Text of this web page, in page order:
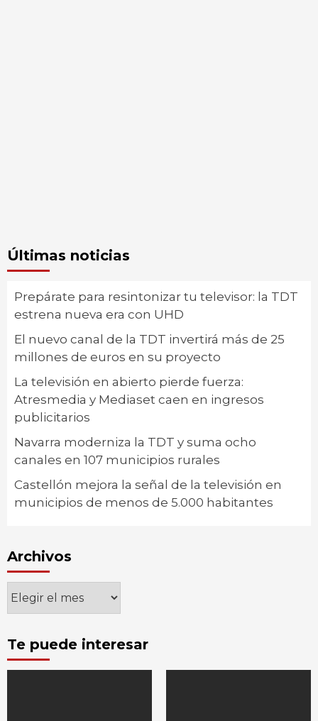
Últimas noticias
Prepárate para resintonizar tu televisor: la TDT
estrena nueva era con UHD
El nuevo canal de la TDT invertirá más de 25
millones de euros en su proyecto
La televisión en abierto pierde fuerza:
Atresmedia y Mediaset caen en ingresos
publicitarios
Navarra moderniza la TDT y suma ocho
canales en 107 municipios rurales
Castellón mejora la señal de la televisión en
municipios de menos de 5.000 habitantes
Archivos
Archivos
Te puede interesar